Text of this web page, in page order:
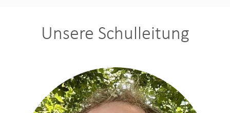
Unsere Schulleitung